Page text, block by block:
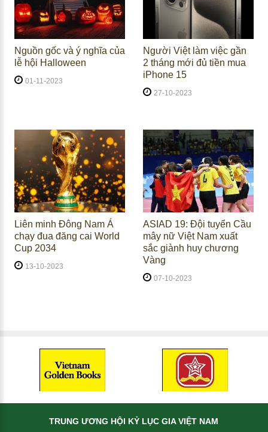
Nguồn gốc và ý nghĩa của
lễ hội Halloween
01-11-2023
Người Việt làm việc gần
2 tháng mới đủ tiền mua
iPhone 15
27-10-2023
Liên minh Đông Nam Á
chạy đua đăng cai World
Cup 2034
13-10-2023
ASIAD 19: Đội tuyển Cầu
mây nữ Việt Nam xuất
sắc giành huy chương
Vàng
07-10-2023
TRUNG ƯƠNG HỘI KỶ LỤC GIA VIỆT NAM